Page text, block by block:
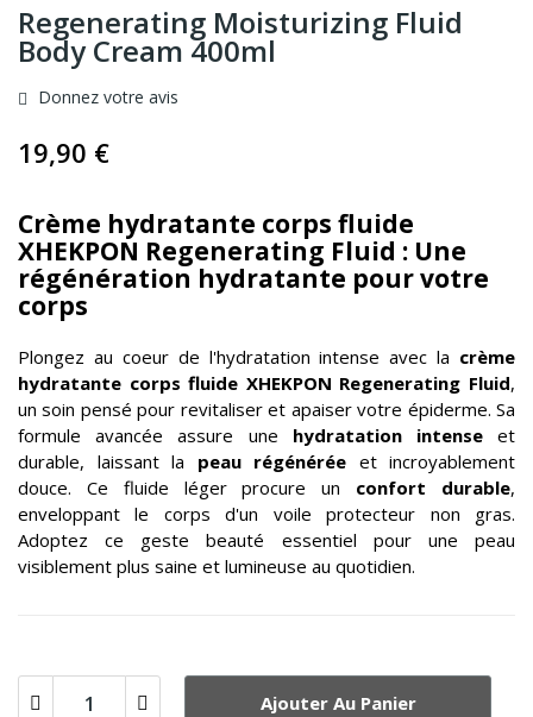
Regenerating Moisturizing Fluid
Body Cream 400ml
Donnez votre avis
19,90 €
Crème hydratante corps fluide
XHEKPON Regenerating Fluid : Une
régénération hydratante pour votre
corps
Plongez au coeur de l'hydratation intense avec la crème
hydratante corps fluide XHEKPON Regenerating Fluid,
un soin pensé pour revitaliser et apaiser votre épiderme. Sa
formule avancée assure une hydratation intenseet
durable, laissant la peau régénérée et incroyablement
douce. Ce fluide léger procure un confort durable,
enveloppant le corps d'un voile protecteur non gras.
Adoptez ce geste beauté essentiel pour une peau
visiblement plus saine et lumineuse au quotidien.
Ajouter Au Panier